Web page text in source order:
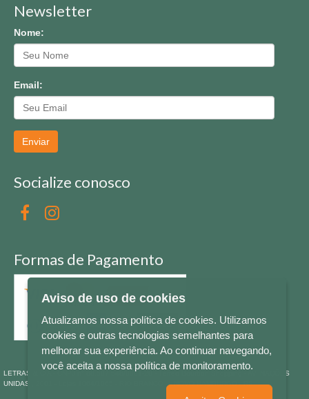
Newsletter
Nome:
Email:
Enviar
Socialize conosco
Formas de Pagamento
LETRAS & CIA - CNPJ n° 88.587.548/0001-20 - Térreo Bourbon Shopping - AV. NAÇÕES
UNIDAS , 2001 - Lojas 1064/1065 - RIO BRANCO - - NOVO HAMBURGO - RS
Aviso de uso de cookies
Atualizamos nossa política de cookies. Utilizamos
cookies e outras tecnologias semelhantes para
melhorar sua experiência. Ao continuar navegando,
você aceita a nossa política de monitoramento.